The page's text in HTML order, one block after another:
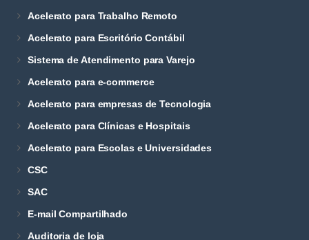
Acelerato para Trabalho Remoto
Acelerato para Escritório Contábil
Sistema de Atendimento para Varejo
Acelerato para e-commerce
Acelerato para empresas de Tecnologia
Acelerato para Clínicas e Hospitais
Acelerato para Escolas e Universidades
CSC
SAC
E-mail Compartilhado
Auditoria de loja